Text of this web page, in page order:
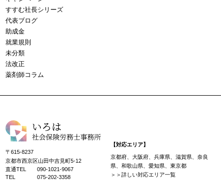
すすむ社長シリーズ
代表ブログ
助成金
就業規則
未分類
法改正
薬剤師コラム
〒615-8237
京都市西京区山田中吉見町5-12
直通TEL
090-1021-9067
TEL
075-202-3358
【対応エリア】
京都府、大阪府、兵庫県、滋賀県、奈良
県、和歌山県、愛知県、東京都
＞＞詳しい対応エリア一覧